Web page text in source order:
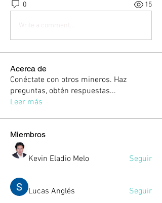
0 15
Write a comment...
Acerca de
Conéctate con otros mineros. Haz
preguntas, obtén respuestas...
Leer más
Miembros
Kevin Eladio Melo Seguir
Lucas Anglés Seguir